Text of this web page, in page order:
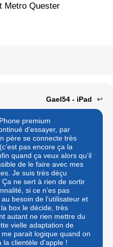
Metro Quester
Gael54 - iPad ↩
premium
d’essayer, par
père se connecte très
pas encore ça la
quand ça veux alors qu’il
de le faire avec mes
Je suis très déçu
Ça ne sert à rien de sortir
si ce n’es pas
besoin de l’utilisateur et
box le décide, très
autant ne rien mettre du
vielle adaptation de
me parait logique quand on
la clientèle d’apple !